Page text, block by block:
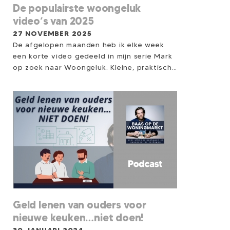
een meer intieme
setting.
De populairste woongeluk
video’s van 2025
27 NOVEMBER 2025
De afgelopen maanden heb ik elke week
een korte video gedeeld in mijn serie Mark
op zoek naar Woongeluk. Kleine, praktische
overzicht en thuisgevoel te creëren...
zonder verbouwing, zonder hoge kosten.
Steeds meer mensen kijken mee, reageren
of passen een tip direct toe. En sommige
video’s sprongen er écht uit. Daarom deel
ik hier de Top 5 meest bekeken video’s, én
daaronder 2 bonusvideo’s die veel impact
maakten, maar nét buiten de top vielen.
Misschien zit precies die tip ertussen die jij
vandaag kunt gebruiken.
Geld lenen van ouders voor
nieuwe keuken…niet doen!